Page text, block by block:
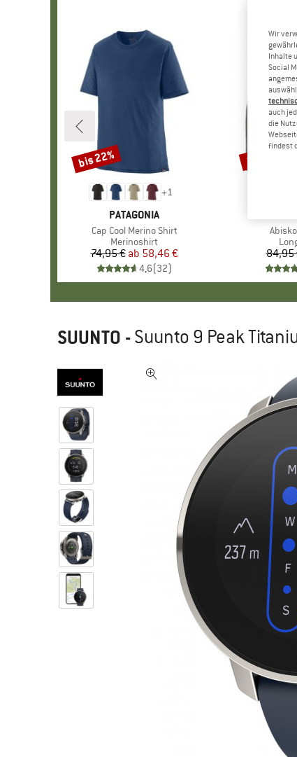
+1
MARKE
PATAGONIA
Artikel
Cap Cool Merino Shirt
Produktgruppe
Merinoshirt
Preis
74,95 € reduzierter Preis
ab 58,46 €
4,6(32)
Rabatt
bis 22%
Artikel
84,95
Rabatt
15%
SUUNTO -Suunto 9 Peak
Wir
Inhalte
Social
auch
die
findest